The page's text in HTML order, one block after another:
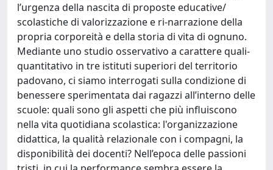
l’urgenza della nascita di proposte educative/
scolastiche di valorizzazione e ri-narrazione della
propria corporeità e della storia di vita di ognuno.
Mediante uno studio osservativo a carattere quali-
quantitativo in tre istituti superiori del territorio
padovano, ci siamo interrogati sulla condizione di
benessere sperimentata dai ragazzi all’interno delle
scuole: quali sono gli aspetti che più influiscono
nella vita quotidiana scolastica: l'organizzazione
didattica, la qualità relazionale con i compagni, la
disponibilità dei docenti? Nell’epoca delle passioni